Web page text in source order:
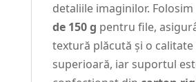
detaliile imaginilor. Folosim
de 150 g pentru file,
textură plăcută și o
superioară, iar suportul